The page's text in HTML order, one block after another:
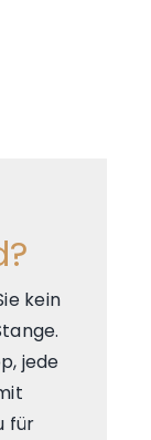
kein
jede
für